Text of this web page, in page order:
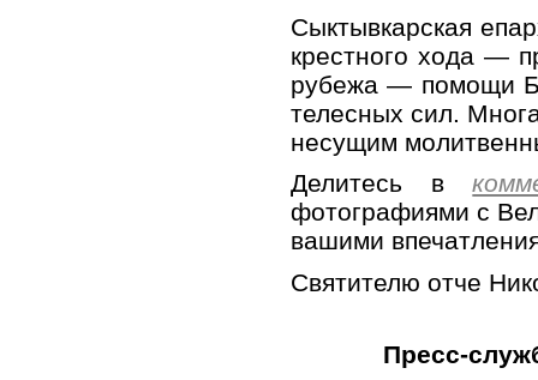
Сыктывкарская
крестного хода —
рубежа — помощи
телесных сил.
несущим
Делитесь в
фотографиями с
вашими
Святителю отче
Пресс-